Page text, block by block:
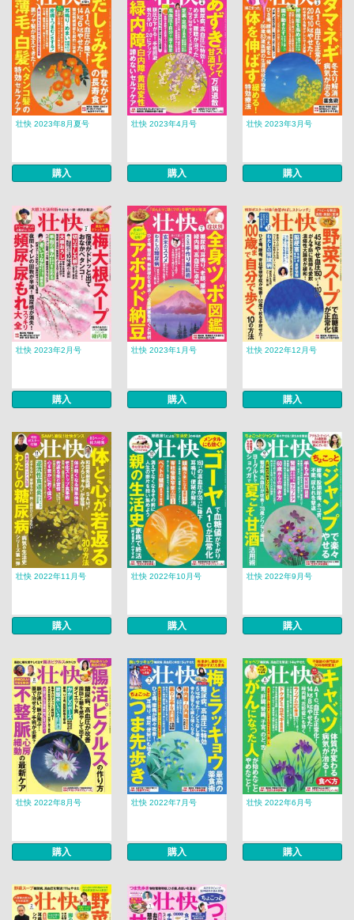
壮快 2023年8月夏号
購入
壮快 2023年4月号
購入
壮快 2023年3月号
購入
壮快 2023年2月号
購入
壮快 2023年1月号
購入
壮快 2022年12月号
購入
壮快 2022年11月号
購入
壮快 2022年10月号
購入
壮快 2022年9月号
購入
壮快 2022年8月号
購入
壮快 2022年7月号
購入
壮快 2022年6月号
購入